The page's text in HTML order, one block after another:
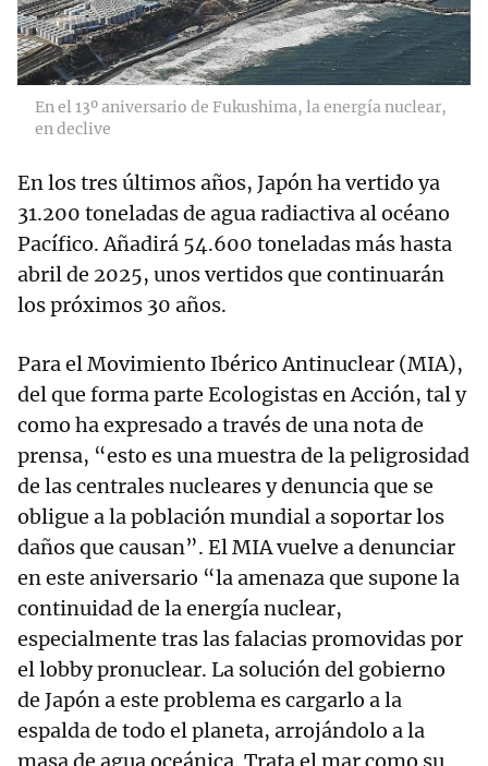
En el 13º aniversario de Fukushima, la energía nuclear,
en declive
En los tres últimos años, Japón ha vertido ya
31.200 toneladas de agua radiactiva al océano
Pacífico. Añadirá 54.600 toneladas más hasta
abril de 2025, unos vertidos que continuarán
los próximos 30 años.
Para el Movimiento Ibérico Antinuclear (MIA),
del que forma parte Ecologistas en Acción, tal y
como ha expresado a través de una nota de
prensa, “esto es una muestra de la peligrosidad
de las centrales nucleares y denuncia que se
obligue a la población mundial a soportar los
daños que causan”. El MIA vuelve a denunciar
en este aniversario “la amenaza que supone la
continuidad de la energía nuclear,
especialmente tras las falacias promovidas por
el lobby pronuclear. La solución del gobierno
de Japón a este problema es cargarlo a la
espalda de todo el planeta, arrojándolo a la